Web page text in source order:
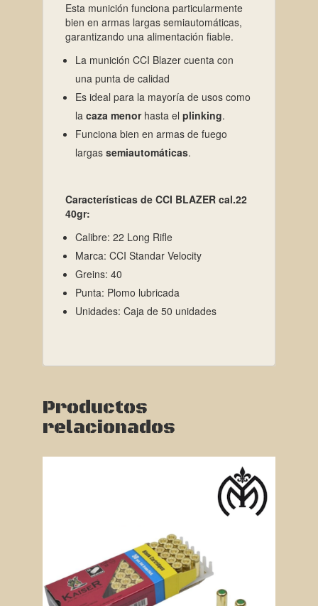
Esta munición funciona particularmente
bien en armas largas semiautomáticas,
garantizando una alimentación fiable.
La munición CCI Blazer cuenta con
una punta de calidad
Es ideal para la mayoría de usos como
la caza menorhasta el plinking.
Funciona bien en armas de fuego
largas semiautomáticas.
Características de CCI BLAZER cal.22
40gr:
Calibre: 22 Long Rifle
Marca: CCI Standar Velocity
Greins: 40
Punta: Plomo lubricada
Unidades: Caja de 50 unidades
Productos
relacionados